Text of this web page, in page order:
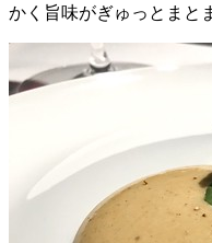
かく旨味がぎゅっとまと